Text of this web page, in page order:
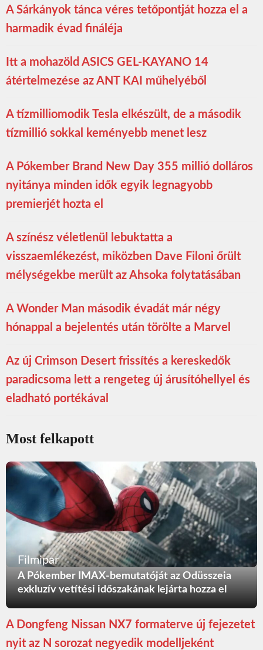
A Sárkányok tánca véres tetőpontját hozza el a
harmadik évad fináléja
Itt a mohazöld ASICS GEL-KAYANO 14
átértelmezése az ANT KAI műhelyéből
A tízmilliomodik Tesla elkészült, de a második
tízmillió sokkal keményebb menet lesz
A Pókember Brand New Day 355 millió dolláros
nyitánya minden idők egyik legnagyobb
premierjét hozta el
A színész véletlenül lebuktatta a
visszaemlékezést, miközben Dave Filoni őrült
mélységekbe merült az Ahsoka folytatásában
A Wonder Man második évadát már négy
hónappal a bejelentés után törölte a Marvel
Az új Crimson Desert frissítés a kereskedők
paradicsoma lett a rengeteg új árusítóhellyel és
eladható portékával
Most felkapott
Filmipar
A Pókember IMAX-bemutatóját az Odüsszeia
exkluzív vetítési időszakának lejárta hozza el
A Dongfeng Nissan NX7 formaterve új fejezetet
nyit az N sorozat negyedik modelljeként